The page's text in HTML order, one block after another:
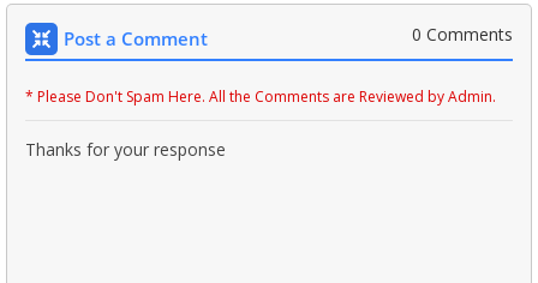
Post a Comment 0 Comments
* Please Don't Spam Here. All the Comments are Reviewed by Admin.
Thanks for your response